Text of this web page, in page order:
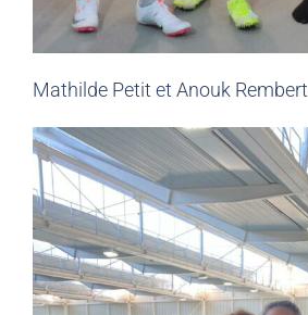
Mathilde Petit et Anouk Rembert